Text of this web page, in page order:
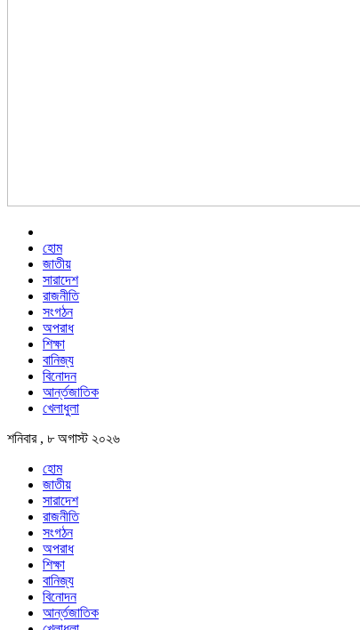
হোম
জাতীয়
সারাদেশ
রাজনীতি
সংগঠন
অপরাধ
শিক্ষা
বানিজ্য
বিনোদন
আর্ন্তজাতিক
খেলাধুলা
শনিবার , ৮ অগাস্ট ২০২৬
হোম
জাতীয়
সারাদেশ
রাজনীতি
সংগঠন
অপরাধ
শিক্ষা
বানিজ্য
বিনোদন
আর্ন্তজাতিক